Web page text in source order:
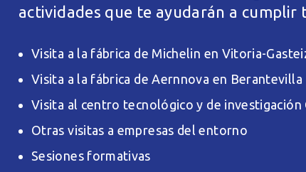
actividades que te ayudarán a cumplir
Visita a la fábrica de Michelin en Vitoria-
Visita a la fábrica de Aernnova en Berantevilla
Visita al centro tecnológico y de investigación
Otras visitas a empresas del entorno
Sesiones formativas